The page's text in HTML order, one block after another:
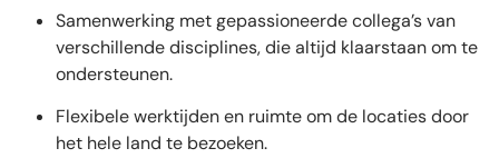
Samenwerking met gepassioneerde collega’s van
verschillende disciplines, die altijd klaarstaan om te
ondersteunen.
Flexibele werktijden en ruimte om de locaties door
het hele land te bezoeken.